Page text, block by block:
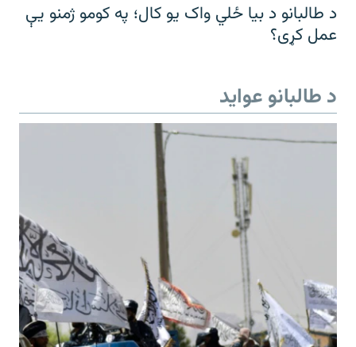
د طالبانو د بیا ځلي واک یو کال؛ په کومو ژمنو یې
عمل کړی؟
د طالبانو عواید